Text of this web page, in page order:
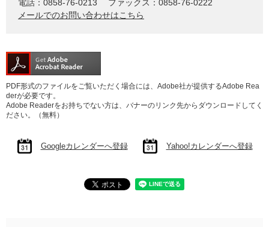
電話：0858-76-0213
ファックス：0858-76-0222
メールでのお問い合わせはこちら
PDF形式のファイルをご覧いただく場合には、Adobe社が提供するAdobe Rea
derが必要です。
Adobe Readerをお持ちでない方は、バナーのリンク先からダウンロードしてく
ださい。（無料）
Googleカレンダーへ登録 Yahoo!カレンダーへ登録